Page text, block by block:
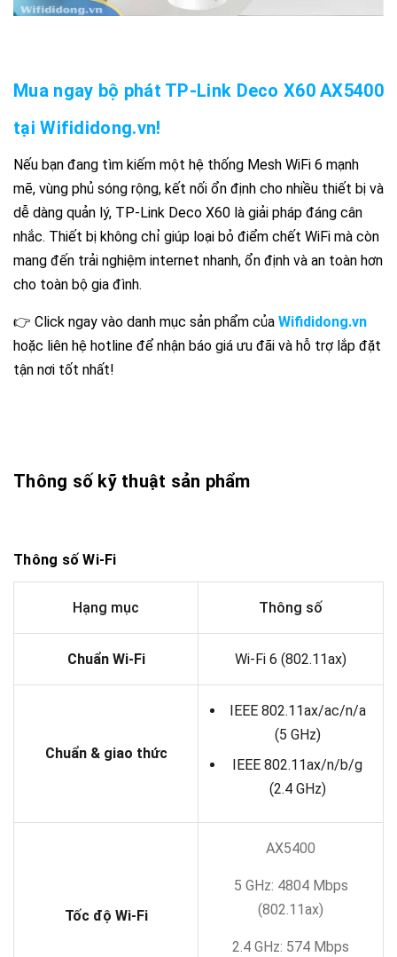
Mua ngay bộ phát TP-Link Deco X60 AX5400
tạiWifididong.vn!
Nếu bạn đang tìm kiếm một hệ thống Mesh WiFi 6 mạnh
mẽ, vùng phủ sóng rộng, kết nối ổn định cho nhiều thiết bị và
dễ dàng quản lý, TP-Link Deco X60 là giải pháp đáng cân
nhắc. Thiết bị không chỉ giúp loại bỏ điểm chết WiFi mà còn
mang đến trải nghiệm internet nhanh, ổn định và an toàn hơn
cho toàn bộ gia đình.
👉 Click ngay vào danh mục sản phẩm của Wifididong.vn
hoặc liên hệ hotline để nhận báo giá ưu đãi và hỗ trợ lắp đặt
tận nơi tốt nhất!
Thông số kỹ thuật sản phẩm
Thông số Wi-Fi
Hạng mục Thông số
Chuẩn Wi-Fi Wi-Fi 6 (802.11ax)
Chuẩn & giao thức
IEEE 802.11ax/ac/n/a
(5 GHz)
IEEE 802.11ax/n/b/g
(2.4 GHz)
Tốc độ Wi-Fi
AX5400
5 GHz: 4804 Mbps
(802.11ax)
2.4 GHz: 574 Mbps